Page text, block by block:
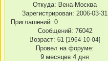
Откуда: Вена-Москва
Зарегистрирован: 2006-03-31
Приглашений: 0
Сообщений: 76042
Возраст: 61 [1964-10-04]
Провел на форуме:
9 месяцев 4 дня